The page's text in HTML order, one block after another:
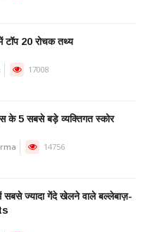
में टॉप 20 रोचक तथ्य
17008
के 5 सबसे बड़े व्यक्तिगत स्कोर
14756
सबसे ज्यादा गेंदे खेलने वाले बल्लेबाज़-